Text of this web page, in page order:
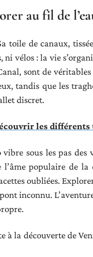
au fil de
toile de canaux,
vélos : la vie
sont de
tandis que les
discret.
les différents
sous les pas
populaire de la
oubliées.
inconnu.
à la découverte de